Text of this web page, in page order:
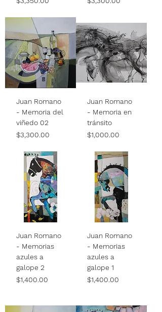
Juan Romano
- Memoria del
viñedo 02
Price
$3,300.00
Juan Romano
- Memoria en
tránsito
Price
$1,000.00
Juan Romano
- Memorias
azules a
galope 2
Price
$1,400.00
Juan Romano
- Memorias
azules a
galope 1
Price
$1,400.00